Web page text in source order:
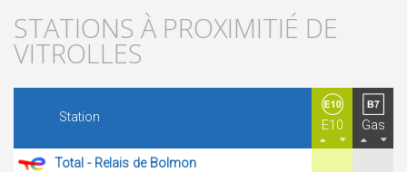
STATIONS À PROXIMITIÉ DE
VITROLLES
Station
E10 Gas
Total - Relais de Bolmon